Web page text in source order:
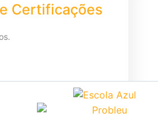
Certificações
.